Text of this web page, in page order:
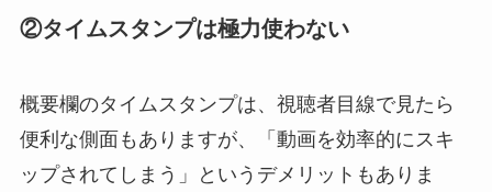
②タイムスタンプは極力使わない
概要欄のタイムスタンプは、視聴者目線で見たら
便利な側面もありますが、
「動画を効率的にスキ
ップされてしまう」というデメリット もありま